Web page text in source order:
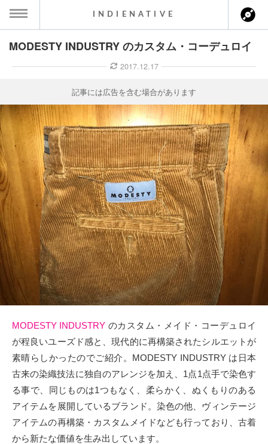
MENU
ス情報
ト情報
アーティスト
カマー
ション
ト
クト
Twitter
Facebook
instagram
Tumblr
INDIENATIVE
MODESTY INDUSTRY のカスタム・コーデュロイ
2017.12.17
記事には広告を含む場合があります
MODESTY INDUSTRY のカスタム・メイド・コーデュロイ
が程良いユーズド感と、現代的に再構築されたシルエットが
素晴らしかったのでご紹介。MODESTY INDUSTRY は日本
古来の染織技法に独自のアレンジを加え、1点1点手で染色す
る事で、同じものは1つもなく、柔らかく、ぬくもりのある
アイテムを展開しているブランド。染色の他、ヴィンテージ
アイテムの再構築・カスタムメイドなども行っており、古着
から新たな価値を生み出しています。